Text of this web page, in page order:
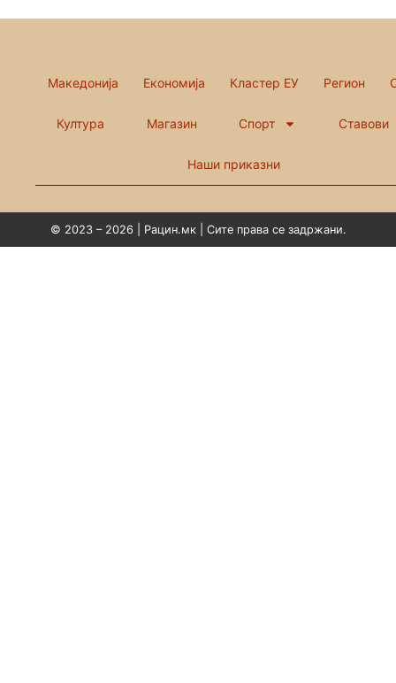
Македонија Економија Кластер ЕУ Регион
Култура Магазин Спорт Ставови
Наши приказни
© 2023 – 2026 | Рацин.мк | Сите права се задржани.